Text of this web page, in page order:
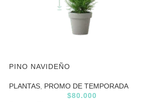
PINO NAVIDEÑO
PLANTAS PROMO DE TEMPORADA
$80.000